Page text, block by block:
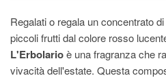
Regalati o regala un concentrato
piccoli frutti dal colore rosso
L'Erbolarioè una fragranza che
vivacità dell'estate. Questa